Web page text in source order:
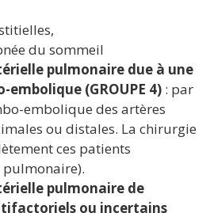
du sommeil
pulmonaire due à une
(GROUPE 4) : par
embolique des artères
ou distales. La chirurgie
ces patients
pulmonaire de
ou incertains